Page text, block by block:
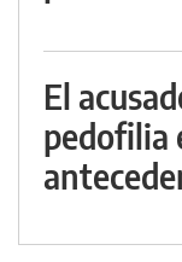
El
pedofilia